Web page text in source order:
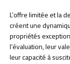
L’offre limitée et la
créent une
propriétés
l’évaluation, leur
leur capacité à